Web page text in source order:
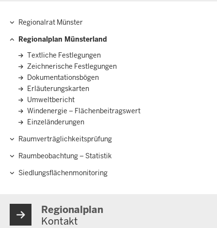
Regionalrat Münster
Regionalplan Münsterland
Textliche Festlegungen
Zeichnerische Festlegungen
Dokumentationsbögen
Erläuterungskarten
Umweltbericht
Windenergie – Flächenbeitragswert
Einzeländerungen
Raumverträglichkeitsprüfung
Raumbeobachtung – Statistik
Siedlungsflächenmonitoring
Regionalplan
Kontakt